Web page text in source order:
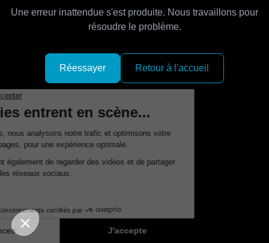
Une erreur inattendue s'est produite. Nous travaillons pour
résoudre le problème.
Réessayer Retour à l'accueil